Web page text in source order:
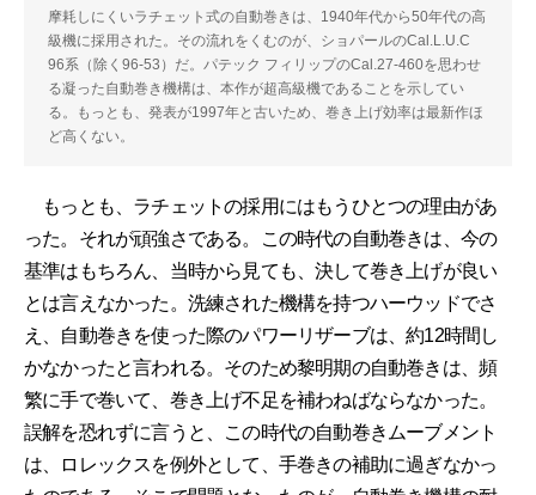
摩耗しにくいラチェット式の自動巻きは、1940年代から50年代の高
級機に採用された。その流れをくむのが、ショパールのCal.L.U.C
96系（除く96-53）だ。パテック フィリップのCal.27-460を思わせ
る凝った自動巻き機構は、本作が超高級機であることを示してい
る。もっとも、発表が1997年と古いため、巻き上げ効率は最新作ほ
ど高くない。
もっとも、ラチェットの採用にはもうひとつの理由があ
った。それが頑強さである。この時代の自動巻きは、今の
基準はもちろん、当時から見ても、決して巻き上げが良い
とは言えなかった。洗練された機構を持つハーウッドでさ
え、自動巻きを使った際のパワーリザーブは、約12時間し
かなかったと言われる。そのため黎明期の自動巻きは、頻
繁に手で巻いて、巻き上げ不足を補わねばならなかった。
誤解を恐れずに言うと、この時代の自動巻きムーブメント
は、ロレックスを例外として、手巻きの補助に過ぎなかっ